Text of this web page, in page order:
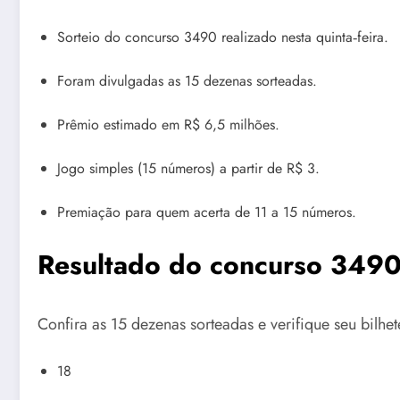
Sorteio do concurso 3490 realizado nesta quinta‑feira.
Foram divulgadas as 15 dezenas sorteadas.
Prêmio estimado em R$ 6,5 milhões.
Jogo simples (15 números) a partir de R$ 3.
Premiação para quem acerta de 11 a 15 números.
Resultado do concurso
Confira as 15 dezenas sorteadas e verifique seu
18